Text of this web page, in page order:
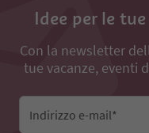
Idee per le
Con la newsletter
tue vacanze, eventi
Indirizzo e-mail*